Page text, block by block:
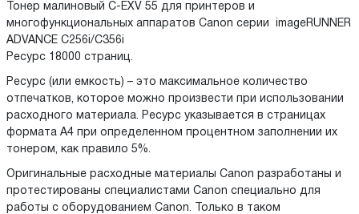
Тонер малиновый C-EXV 55 для принтеров и
многофункциональных аппаратов Canon серии imageRUNNER
ADVANCE C256i/C356i
Ресурс 18000 страниц.
Ресурс (или емкость) – это максимальное количество
отпечатков, которое можно произвести при использовании
расходного материала. Ресурс указывается в страницах
формата А4 при определенном процентном заполнении их
тонером, как правило 5%.
Оригинальные расходные материалы Canon разработаны и
протестированы специалистами Canon специально для
работы с оборудованием Canon. Только в таком